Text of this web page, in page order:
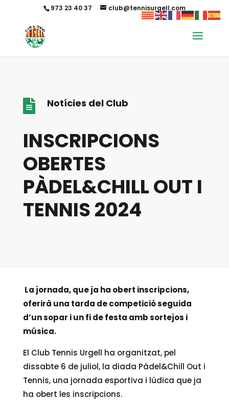
973 23 40 37 club@tennisurgell.com
 Notícies del Club
INSCRIPCIONS
OBERTES
PÀDEL&CHILL OUT I
TENNIS 2024
La jornada, que ja ha obert inscripcions,
oferirà una tarda de competició seguida
d’un sopar i un fi de festa amb sortejos i
música.
El Club Tennis Urgell ha organitzat, pel
dissabte 6 de juliol, la diada Pàdel&Chill Out i
Tennis, una jornada esportiva i lúdica que ja
ha obert les inscripcions.